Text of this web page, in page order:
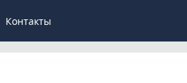
Контакты